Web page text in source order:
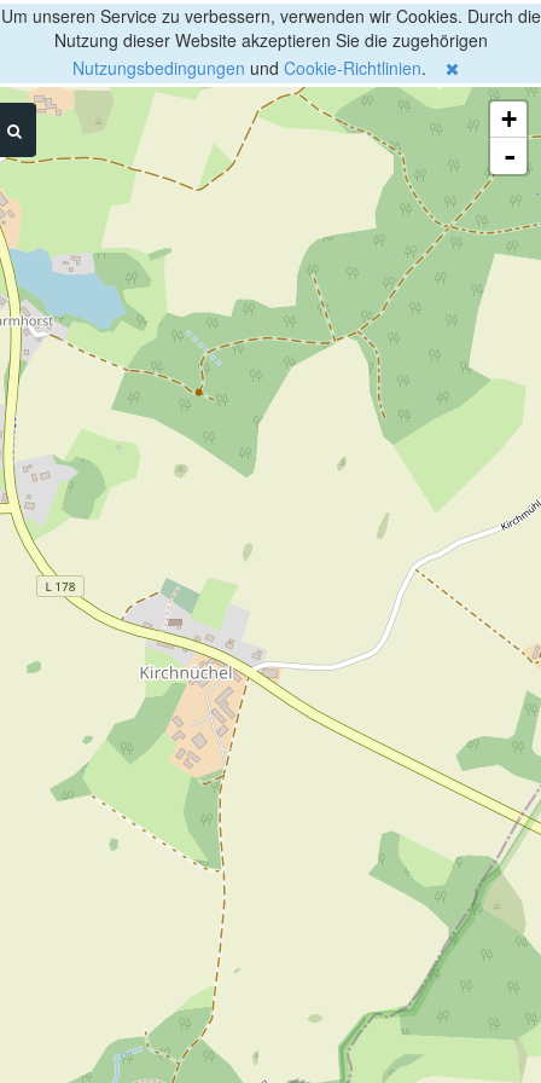
Um unseren Service zu verbessern, verwenden wir Cookies. Durch die
Nutzung dieser Website akzeptieren Sie die zugehörigen
Nutzungsbedingungen und Cookie-Richtlinien.
+
-